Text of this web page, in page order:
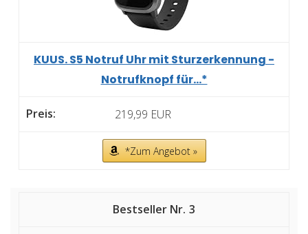
KUUS. S5 Notruf Uhr mit Sturzerkennung -
Notrufknopf für...*
219,99 EUR
*Zum Angebot »
3